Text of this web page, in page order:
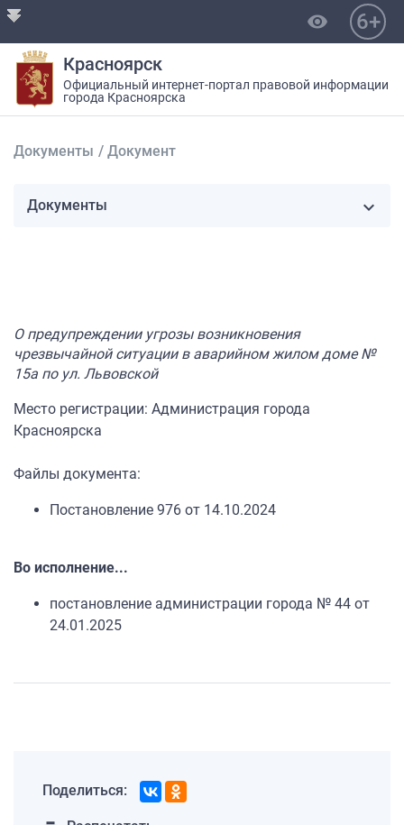
visibility 6+
Красноярск
Официальный интернет-портал правовой информации
города Красноярска
Документы / Документ
О предупреждении угрозы возникновения
чрезвычайной ситуации в аварийном жилом доме №
15а по ул. Львовской
Место регистрации: Администрация города
Красноярска
Файлы документа:
Постановление 976 от 14.10.2024
Во исполнение...
постановление администрации города № 44 от
24.01.2025
Документы
Поделиться: